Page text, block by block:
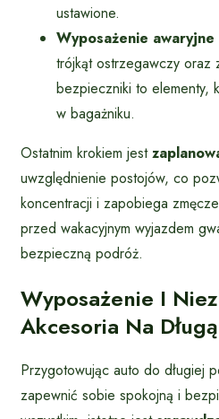
ustawione.
Wyposażenie awaryjne
trójkąt ostrzegawczy oraz
bezpieczniki to elementy,
w bagażniku.
Ostatnim krokiem jest
uwzględnienie postojów, co
koncentracji i zapobiega
przed wakacyjnym wyjazdem
bezpieczną podróż.
Wyposażenie I
Akcesoria Na
Przygotowując auto do długiej
zapewnić sobie spokojną i